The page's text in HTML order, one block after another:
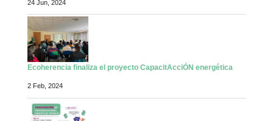
24 Jun, 2024
Ecoherencia finaliza el proyecto CapacitAcciÓN energética
2 Feb, 2024